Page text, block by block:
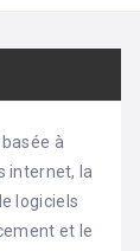
à
internet, la
logiciels
et le